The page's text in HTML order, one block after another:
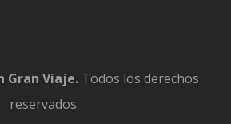
Gran Viaje. Todos los derechos
reservados.